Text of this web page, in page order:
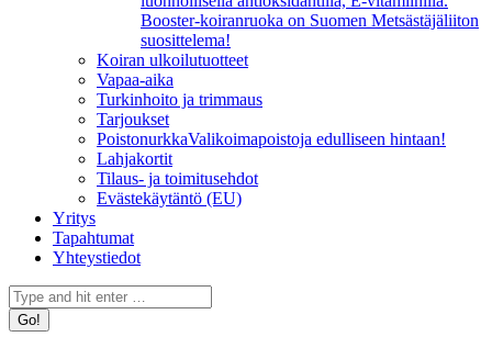
Booster-koiranruoka on Suomen Metsästäjäliiton
suosittelema!
Koiran ulkoilutuotteet
Vapaa-aika
Turkinhoito ja trimmaus
Tarjoukset
PoistonurkkaValikoimapoistoja edulliseen hintaan!
Lahjakortit
Tilaus- ja toimitusehdot
Evästekäytäntö (EU)
Yritys
Tapahtumat
Yhteystiedot
Search: